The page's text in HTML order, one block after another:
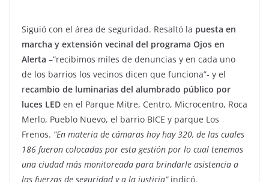
Siguió con el área de seguridad. Resaltó la puesta en
marcha y extensión vecinal del programa Ojos en
Alerta –“recibimos miles de denuncias y en cada uno
de los barrios los vecinos dicen que funciona”- y el
recambio de luminarias del alumbrado público por
luces LED en el Parque Mitre, Centro, Microcentro, Roca
Merlo, Pueblo Nuevo, el barrio BICE y parque Los
Frenos. “En materia de cámaras hoy hay 320, de las cuales
186 fueron colocadas por esta gestión por lo cual tenemos
una ciudad más monitoreada para brindarle asistencia a
las fuerzas de seguridad y a la justicia”indicó.